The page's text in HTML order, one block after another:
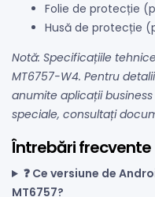
Folie de protecție
Husă de protecție
Notă: Specificațiile
MT6757-W4. Pentru
anumite aplicații
speciale, consultați
Întrebări frecvente
❓ Ce versiune de
MT6757?